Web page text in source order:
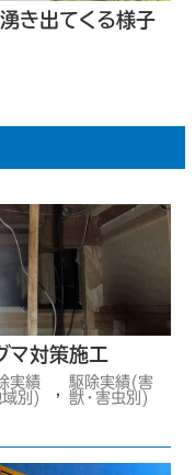
湧き出てくる様子
マ対策施工
実績
別)
,
駆除実績(害
獣・害虫別)